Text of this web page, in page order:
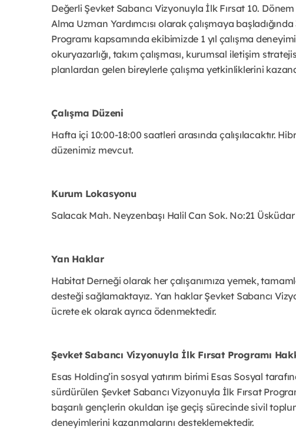
Değerli Şevket Sabancı Vizyonuyla İlk Fırsat 10. Dönem
Alma Uzman Yardımcısı olarak çalışmaya
Programı kapsamında ekibimizde 1 yıl çalışma
okuryazarlığı, takım çalışması, kurumsal iletişim
planlardan gelen bireylerle çalışma yetkinliklerini
Çalışma Düzeni
Hafta içi 10:00-18:00 saatleri arasında çalışılacaktır.
düzenimiz mevcut.
Kurum Lokasyonu
Salacak Mah. Neyzenbaşı Halil Can Sok. No:21
Yan Haklar
Habitat Derneği olarak her çalışanımıza yemek,
desteği sağlamaktayız. Yan haklar Şevket Sabancı
ücrete ek olarak ayrıca ödenmektedir.
Şevket Sabancı Vizyonuyla İlk Fırsat Programı
Esas Holding’in sosyal yatırım birimi Esas Sosyal
sürdürülen Şevket Sabancı Vizyonuyla İlk Fırsat
başarılı gençlerin okuldan işe geçiş sürecinde sivil
deneyimlerini kazanmalarını desteklemektedir.